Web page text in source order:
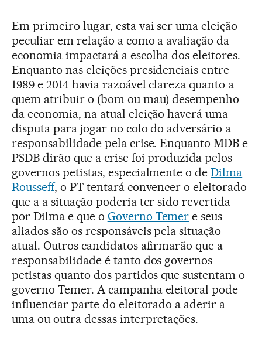
Em primeiro lugar, esta vai ser uma eleição
peculiar em relação a como a avaliação da
economia impactará a escolha dos eleitores.
Enquanto nas eleições presidenciais entre
1989 e 2014 havia razoável clareza quanto a
quem atribuir o (bom ou mau) desempenho
da economia, na atual eleição haverá uma
disputa para jogar no colo do adversário a
responsabilidade pela crise. Enquanto MDB e
PSDB dirão que a crise foi produzida pelos
governos petistas, especialmente o deDilma
Rousseff, o PT tentará convencer o eleitorado
que a a situação poderia ter sido revertida
por Dilma e que o Governo Temer e seus
aliados são os responsáveis pela situação
atual. Outros candidatos afirmarão que a
responsabilidade é tanto dos governos
petistas quanto dos partidos que sustentam o
governo Temer. A campanha eleitoral pode
influenciar parte do eleitorado a aderir a
uma ou outra dessas interpretações.